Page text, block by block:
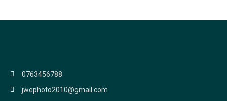
0763456788
jwephoto2010@gmail.com